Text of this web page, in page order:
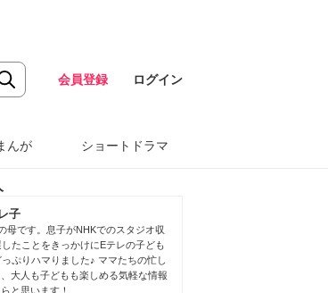
会員登録 ログイン
んが ショートドラマ
子
母です。息子がNHKでのスタジオ収
たことをきっかけにEテレの子ども
ぷりハマりました♪ ママたちの忙し
大人も子どもも楽しめる気軽な情報
と思います！